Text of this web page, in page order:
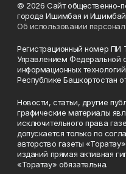
© 2026 Сайт общественно-
города Ишимбая и
Об использовании
Регистрационный номер ПИ
Управлением Федеральной
информационных
Республике Башкортостан
Новости, статьи, другие
графические материалы
исключительного права
допускается только по
авторство газеты
изданий прямая активная
«Торатау» обязательна.